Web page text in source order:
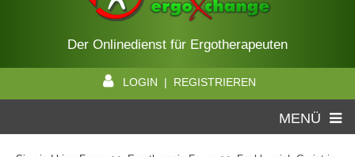
Der Onlinedienst für Ergotherapeuten
LOGIN | REGISTRIEREN
MENÜ